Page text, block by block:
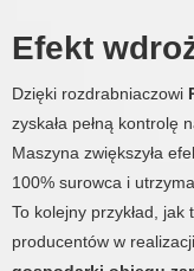
Efekt
Dzięki rozdrabniaczowi
zyskała pełną kontrolę
Maszyna zwiększyła
100% surowca i
To kolejny przykład, jak
producentów w